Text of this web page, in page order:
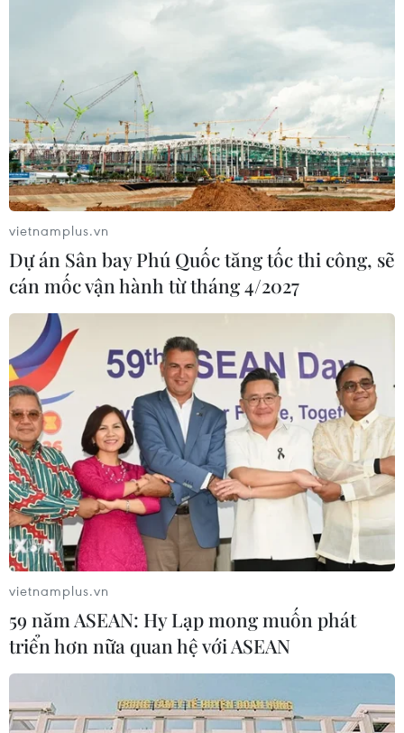
vietnamplus.vn
Dự án Sân bay Phú Quốc tăng tốc thi công, sẽ
cán mốc vận hành từ tháng 4/2027
vietnamplus.vn
59 năm ASEAN: Hy Lạp mong muốn phát
triển hơn nữa quan hệ với ASEAN